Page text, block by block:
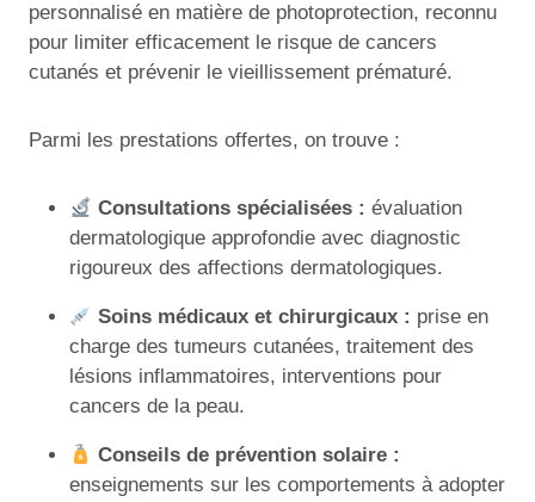
personnalisé en matière de photoprotection, reconnu
pour limiter efficacement le risque de cancers
cutanés et prévenir le vieillissement prématuré.
Parmi les prestations offertes, on trouve :
Consultations spécialisées : évaluation
dermatologique approfondie avec diagnostic
rigoureux des affections dermatologiques.
Soins médicaux et chirurgicaux : prise en
charge des tumeurs cutanées, traitement des
lésions inflammatoires, interventions pour
cancers de la peau.
Conseils de prévention solaire :
enseignements sur les comportements à adopter